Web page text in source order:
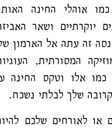
אוהלי החינה
יוקרתיים ושאר
זה עתה אל הארמון
המסורתית,
כמו אלו וטקס החינה
שלך לבלתי נשכח.
או לאורחים שלכם